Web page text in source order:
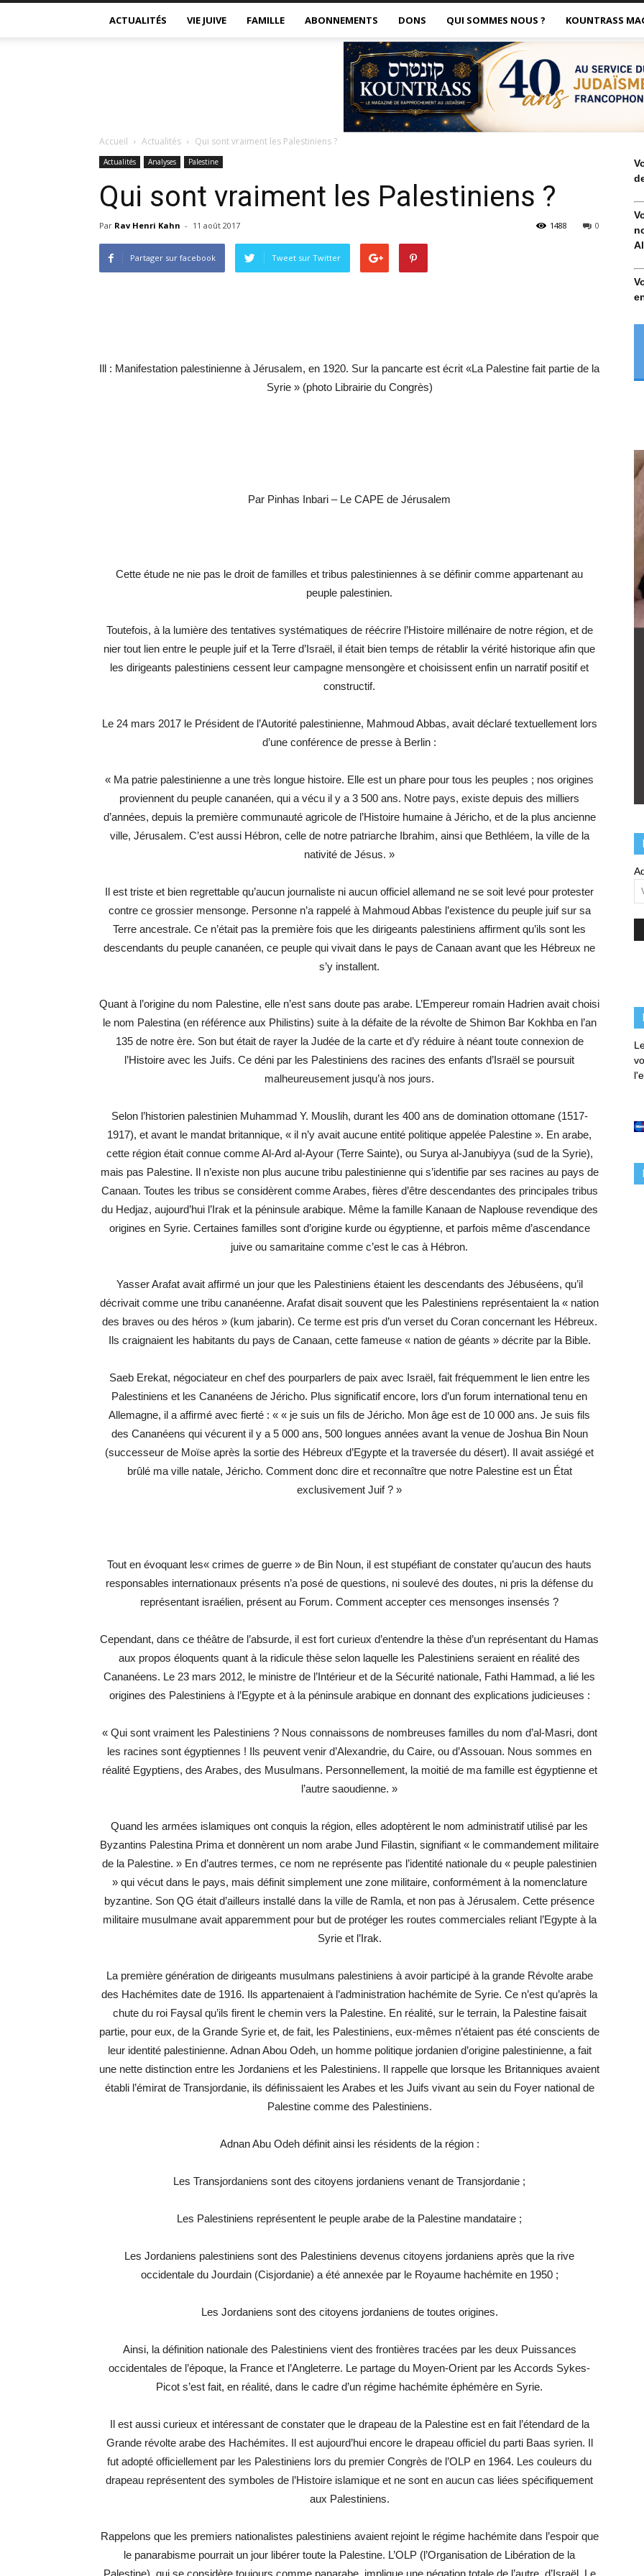
ACTUALITÉS VIE JUIVE FAMILLE ABONNEMENTS DONS QUI SOMMES NOUS ? KOUNTRASS
Accueil Actualités Qui sont vraiment les Palestiniens ?
Actualités Analyses Palestine
Qui sont vraiment les Palestiniens ?
Par Rav Henri Kahn - 11 août 2017 0
1488
Partager sur facebook Tweet sur Twitter
Ill : Manifestation palestinienne à Jérusalem, en 1920. Sur la pancarte est écrit «La Palestine fait partie de la
Syrie » (photo Librairie du Congrès)
Par Pinhas Inbari – Le CAPE de Jérusalem
Cette étude ne nie pas le droit de familles et tribus palestiniennes à se définir comme appartenant au
peuple palestinien.
Toutefois, à la lumière des tentatives systématiques de réécrire l’Histoire millénaire de notre région, et de
nier tout lien entre le peuple juif et la Terre d’Israël, il était bien temps de rétablir la vérité historique afin que
les dirigeants palestiniens cessent leur campagne mensongère et choisissent enfin un narratif positif et
constructif.
Le 24 mars 2017 le Président de l’Autorité palestinienne, Mahmoud Abbas, avait déclaré textuellement lors
d’une conférence de presse à Berlin :
« Ma patrie palestinienne a une très longue histoire. Elle est un phare pour tous les peuples ; nos origines
proviennent du peuple cananéen, qui a vécu il y a 3 500 ans. Notre pays, existe depuis des milliers
d’années, depuis la première communauté agricole de l’Histoire humaine à Jéricho, et de la plus ancienne
ville, Jérusalem. C’est aussi Hébron, celle de notre patriarche Ibrahim, ainsi que Bethléem, la ville de la
nativité de Jésus. »
Il est triste et bien regrettable qu’aucun journaliste ni aucun officiel allemand ne se soit levé pour protester
contre ce grossier mensonge. Personne n’a rappelé à Mahmoud Abbas l’existence du peuple juif sur sa
Terre ancestrale. Ce n’était pas la première fois que les dirigeants palestiniens affirment qu’ils sont les
descendants du peuple cananéen, ce peuple qui vivait dans le pays de Canaan avant que les Hébreux ne
s’y installent.
Quant à l’origine du nom Palestine, elle n’est sans doute pas arabe. L’Empereur romain Hadrien avait choisi
le nom Palestina (en référence aux Philistins) suite à la défaite de la révolte de Shimon Bar Kokhba en l’an
135 de notre ère. Son but était de rayer la Judée de la carte et d’y réduire à néant toute connexion de
l’Histoire avec les Juifs. Ce déni par les Palestiniens des racines des enfants d’Israël se poursuit
malheureusement jusqu’à nos jours.
Selon l’historien palestinien Muhammad Y. Mouslih, durant les 400 ans de domination ottomane (1517-
1917), et avant le mandat britannique, « il n’y avait aucune entité politique appelée Palestine ». En arabe,
cette région était connue comme Al-Ard al-Ayour (Terre Sainte), ou Surya al-Janubiyya (sud de la Syrie),
mais pas Palestine. Il n’existe non plus aucune tribu palestinienne qui s’identifie par ses racines au pays de
Canaan. Toutes les tribus se considèrent comme Arabes, fières d’être descendantes des principales tribus
du Hedjaz, aujourd’hui l’Irak et la péninsule arabique. Même la famille Kanaan de Naplouse revendique des
origines en Syrie. Certaines familles sont d’origine kurde ou égyptienne, et parfois même d’ascendance
juive ou samaritaine comme c’est le cas à Hébron.
Yasser Arafat avait affirmé un jour que les Palestiniens étaient les descendants des Jébuséens, qu’il
décrivait comme une tribu cananéenne. Arafat disait souvent que les Palestiniens représentaient la « nation
des braves ou des héros » (kum jabarin). Ce terme est pris d’un verset du Coran concernant les Hébreux.
Ils craignaient les habitants du pays de Canaan, cette fameuse « nation de géants » décrite par la Bible.
Saeb Erekat, négociateur en chef des pourparlers de paix avec Israël, fait fréquemment le lien entre les
Palestiniens et les Cananéens de Jéricho. Plus significatif encore, lors d’un forum international tenu en
Allemagne, il a affirmé avec fierté : « « je suis un fils de Jéricho. Mon âge est de 10 000 ans. Je suis fils
des Cananéens qui vécurent il y a 5 000 ans, 500 longues années avant la venue de Joshua Bin Noun
(successeur de Moïse après la sortie des Hébreux d’Egypte et la traversée du désert). Il avait assiégé et
brûlé ma ville natale, Jéricho. Comment donc dire et reconnaître que notre Palestine est un État
exclusivement Juif ? »
Tout en évoquant les« crimes de guerre » de Bin Noun, il est stupéfiant de constater qu’aucun des hauts
responsables internationaux présents n’a posé de questions, ni soulevé des doutes, ni pris la défense du
représentant israélien, présent au Forum. Comment accepter ces mensonges insensés ?
Cependant, dans ce théâtre de l’absurde, il est fort curieux d’entendre la thèse d’un représentant du Hamas
aux propos éloquents quant à la ridicule thèse selon laquelle les Palestiniens seraient en réalité des
Cananéens. Le 23 mars 2012, le ministre de l’Intérieur et de la Sécurité nationale, Fathi Hammad, a lié les
origines des Palestiniens à l’Egypte et à la péninsule arabique en donnant des explications judicieuses :
« Qui sont vraiment les Palestiniens ? Nous connaissons de nombreuses familles du nom d’al-Masri, dont
les racines sont égyptiennes ! Ils peuvent venir d’Alexandrie, du Caire, ou d’Assouan. Nous sommes en
réalité Egyptiens, des Arabes, des Musulmans. Personnellement, la moitié de ma famille est égyptienne et
l’autre saoudienne. »
Quand les armées islamiques ont conquis la région, elles adoptèrent le nom administratif utilisé par les
Byzantins Palestina Prima et donnèrent un nom arabe Jund Filastin, signifiant « le commandement militaire
de la Palestine. » En d’autres termes, ce nom ne représente pas l’identité nationale du « peuple palestinien
» qui vécut dans le pays, mais définit simplement une zone militaire, conformément à la nomenclature
byzantine. Son QG était d’ailleurs installé dans la ville de Ramla, et non pas à Jérusalem. Cette présence
militaire musulmane avait apparemment pour but de protéger les routes commerciales reliant l’Egypte à la
Syrie et l’Irak.
La première génération de dirigeants musulmans palestiniens à avoir participé à la grande Révolte arabe
des Hachémites date de 1916. Ils appartenaient à l’administration hachémite de Syrie. Ce n’est qu’après la
chute du roi Faysal qu’ils firent le chemin vers la Palestine. En réalité, sur le terrain, la Palestine faisait
partie, pour eux, de la Grande Syrie et, de fait, les Palestiniens, eux-mêmes n’étaient pas été conscients de
leur identité palestinienne. Adnan Abou Odeh, un homme politique jordanien d’origine palestinienne, a fait
une nette distinction entre les Jordaniens et les Palestiniens. Il rappelle que lorsque les Britanniques avaient
établi l’émirat de Transjordanie, ils définissaient les Arabes et les Juifs vivant au sein du Foyer national de
Palestine comme des Palestiniens.
Adnan Abu Odeh définit ainsi les résidents de la région :
Les Transjordaniens sont des citoyens jordaniens venant de Transjordanie ;
Les Palestiniens représentent le peuple arabe de la Palestine mandataire ;
Les Jordaniens palestiniens sont des Palestiniens devenus citoyens jordaniens après que la rive
occidentale du Jourdain (Cisjordanie) a été annexée par le Royaume hachémite en 1950 ;
Les Jordaniens sont des citoyens jordaniens de toutes origines.
Ainsi, la définition nationale des Palestiniens vient des frontières tracées par les deux Puissances
occidentales de l’époque, la France et l’Angleterre. Le partage du Moyen-Orient par les Accords Sykes-
Picot s’est fait, en réalité, dans le cadre d’un régime hachémite éphémère en Syrie.
Il est aussi curieux et intéressant de constater que le drapeau de la Palestine est en fait l’étendard de la
Grande révolte arabe des Hachémites. Il est aujourd’hui encore le drapeau officiel du parti Baas syrien. Il
fut adopté officiellement par les Palestiniens lors du premier Congrès de l’OLP en 1964. Les couleurs du
drapeau représentent des symboles de l’Histoire islamique et ne sont en aucun cas liées spécifiquement
aux Palestiniens.
Rappelons que les premiers nationalistes palestiniens avaient rejoint le régime hachémite dans l’espoir que
le panarabisme pourrait un jour libérer toute la Palestine. L’OLP (l’Organisation de Libération de la
Palestine), qui se considère toujours comme panarabe, implique une négation totale de l’autre, d’Israël. Le